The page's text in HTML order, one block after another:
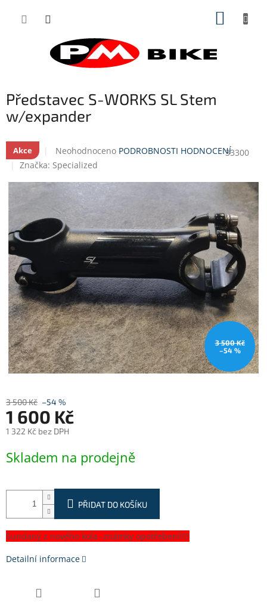
Představec S-WORKS SL Stem
w/expander
33300
Akce
Průměrné
hodnocení
produktu
je
z
5
hvězdiček.
Neohodnoceno PODROBNOSTI HODNOCENÍ
Značka: Specialized
3 500 Kč
–54 %
3 500 Kč –54 %
1 600 Kč
1 322 Kč bez DPH
cena:
Skladem na prodejně
PŘIDAT DO KOŠÍKU
Sundaný z nového kola -známky opotřebení!!!!
Detailní informace